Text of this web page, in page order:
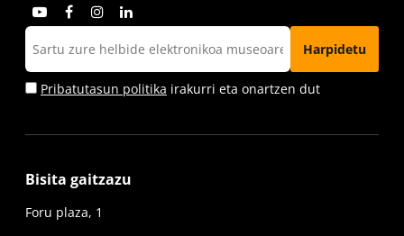
Pribatutasun politika irakurri eta onartzen dut
Bisita gaitzazu
Foru plaza, 1